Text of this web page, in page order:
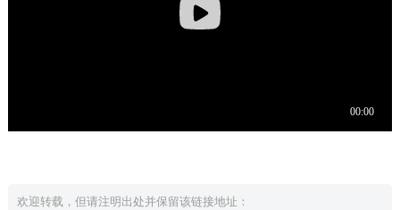
欢迎转载，但请注明出处并保留该链接地址：